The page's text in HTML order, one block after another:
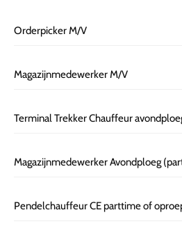
Orderpicker M/V
Magazijnmedewerker M/V
Terminal Trekker Chauffeur
Magazijnmedewerker Avondploeg
Pendelchauffeur CE parttime of